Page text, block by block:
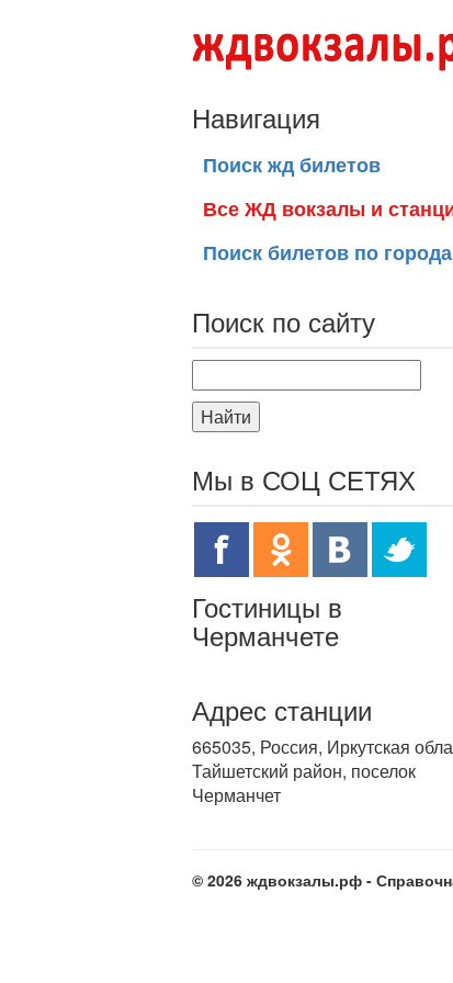
Навигация
Поиск жд билетов
Все ЖД вокзалы и
Поиск билетов по
Поиск по сайту
Найти
Мы в СОЦ СЕТЯХ
Гостиницы в
Черманчете
Адрес станции
665035, Россия, Иркутская
Тайшетский район, поселок
Черманчет
© 2026 ждвокзалы.рф -